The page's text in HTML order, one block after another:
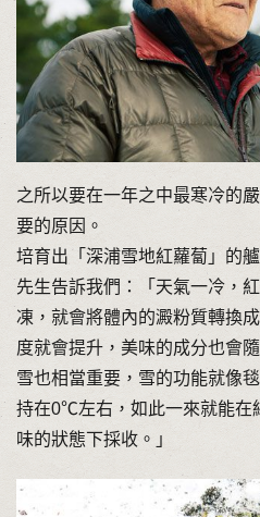
之所以要在一年之中最寒冷的
要的原因。
培育出「深浦雪地紅蘿蔔」的
先生告訴我們：「天氣一冷，
凍，就會將體內的澱粉質轉換
度就會提升，美味的成分也會
雪也相當重要，雪的功能就像
持在0℃左右，如此一來就能在
味的狀態下採收。」